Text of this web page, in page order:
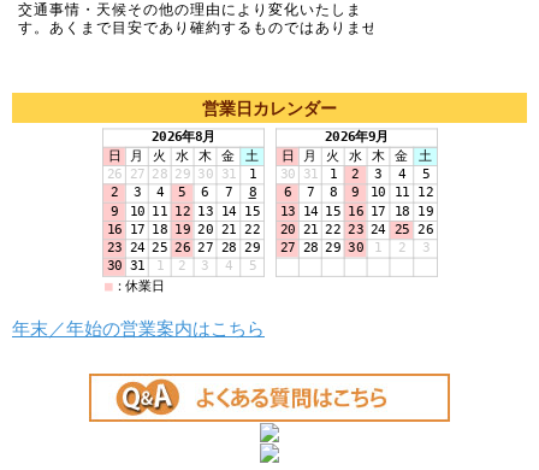
営業日カレンダー
年末／年始の営業案内はこちら